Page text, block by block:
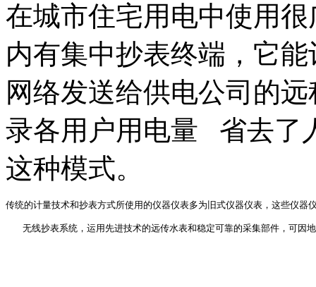
在城市住宅用电中使用
内有集中抄表终端，它
网络发送给供电公司的
录各用户用电量 省去了
这种模式。
传统的计量技术和抄表方式所使用的仪器仪表多为旧式仪器仪表，这些仪
无线抄表系统，运用先进技术的远传水表和稳定可靠的采集部件，可